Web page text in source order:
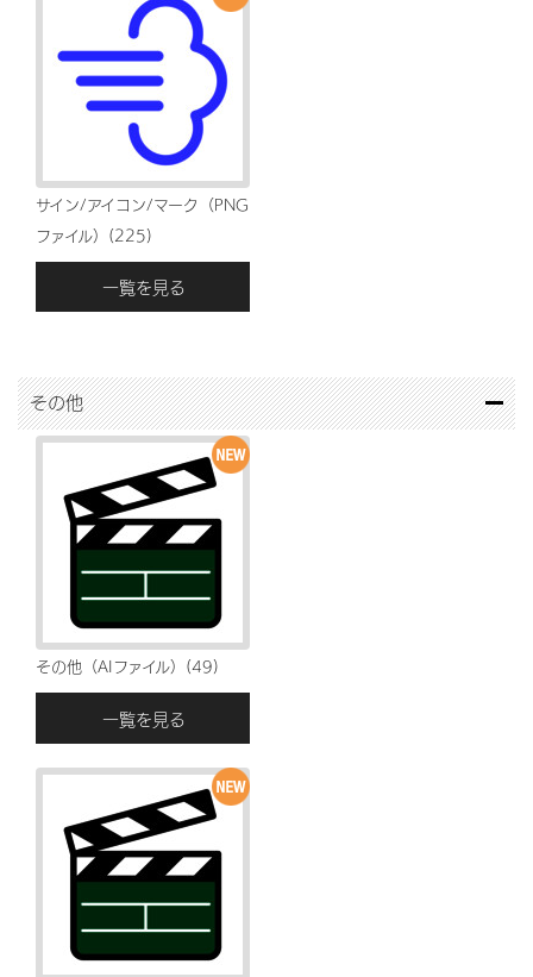
サイン/アイコン/マーク（PNG
ファイル）(225)
一覧を見る
その他
その他（AIファイル）(49)
一覧を見る